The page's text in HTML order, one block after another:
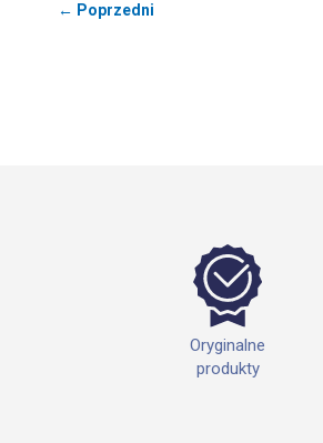
← Poprzedni
Oryginalne
produkty